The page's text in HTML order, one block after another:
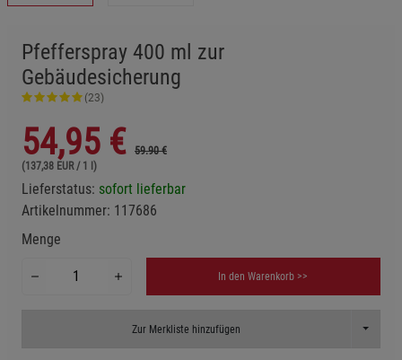
Pfefferspray 400 ml zur
Gebäudesicherung
(23)
54,95 €
59.90 €
(137,38 EUR / 1 l)
Lieferstatus: sofort lieferbar
Artikelnummer: 117686
Menge
In den Warenkorb >>
Zur Merkliste hinzufügen Toggle